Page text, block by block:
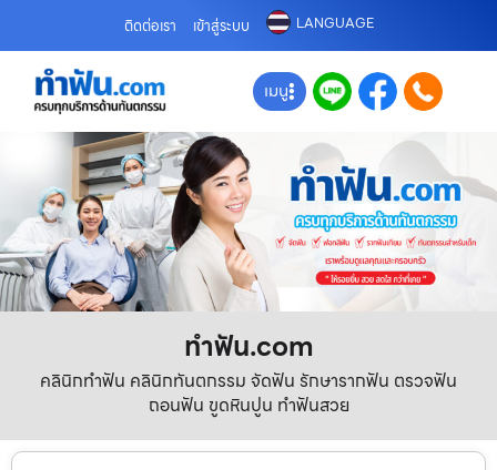
ติดต่อเรา เข้าสู่ระบบ LANGUAGE
เมนู
ทําฟัน.com
คลินิกทำฟัน คลินิกทันตกรรม จัดฟัน รักษารากฟัน ตรวจฟัน
ถอนฟัน ขูดหินปูน ทำฟันสวย